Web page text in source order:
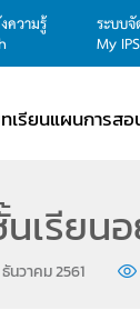
ความรู้
ระบบจั
My
เรียนแผนการสอ
รียนอ
นวาคม 2561